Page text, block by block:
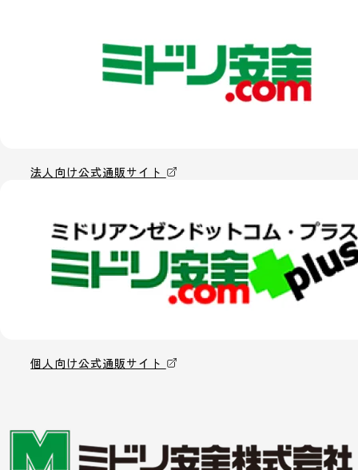
法人向け公式通販サイト
個人向け公式通販サイト